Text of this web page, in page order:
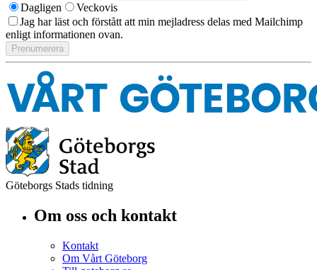
Dagligen
Veckovis
Jag har läst och förstått att min mejladress delas med Mailchimp
enligt informationen ovan.
Göteborgs Stads tidning
Om oss och kontakt
Kontakt
Om Vårt Göteborg